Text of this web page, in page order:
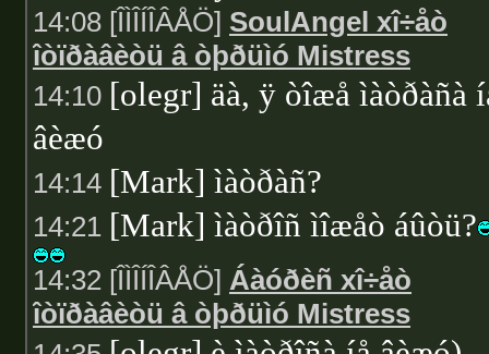
14:08 [ÎÌÎÍÎÂÅÖ] SoulAngel xî÷åò
îòïðàâèòü â òþðüìó Mistress
14:10 [olegr] äà, ÿ òîæå ìàòðàñà
âèæó
14:14 [Mark] ìàòðàñ?
14:21 [Mark] ìàòðîñ ìîæåò áûòü?
14:32 [ÎÌÎÍÎÂÅÖ] Áàóðèñ xî÷åò
îòïðàâèòü â òþðüìó Mistress